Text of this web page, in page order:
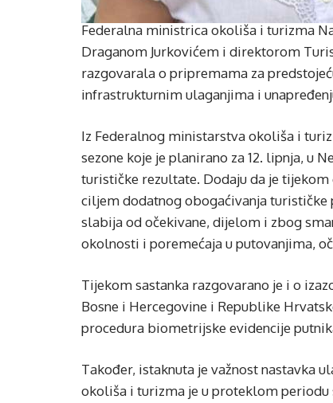
Federalna ministrica okoliša i turizma
Draganom Jurkovićem i direktorom
razgovarala o pripremama za
infrastrukturnim ulaganjima i
Iz Federalnog ministarstva okoliša i
sezone koje je planirano za 12. lipnja, u
turističke rezultate. Dodaju da je
ciljem dodatnog obogaćivanja turističke
slabija od očekivane, dijelom i zbog
okolnosti i poremećaja u putovanjima,
Tijekom sastanka razgovarano je i o
Bosne i Hercegovine i Republike
procedura biometrijske evidencije
Također, istaknuta je važnost nastavka
okoliša i turizma je u proteklom periodu